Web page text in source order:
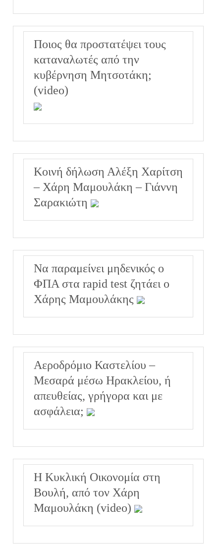
Ποιος θα προστατέψει τους
καταναλωτές από την
κυβέρνηση Μητσοτάκη;
(video)
Κοινή δήλωση Αλέξη Χαρίτση
– Χάρη Μαμουλάκη – Γιάννη
Σαρακιώτη
Να παραμείνει μηδενικός ο
ΦΠΑ στα rapid test ζητάει ο
Χάρης Μαμουλάκης
Αεροδρόμιο Καστελίου –
Μεσαρά μέσω Ηρακλείου, ή
απευθείας, γρήγορα και με
ασφάλεια;
Η Κυκλική Οικονομία στη
Βουλή, από τον Χάρη
Μαμουλάκη (video)